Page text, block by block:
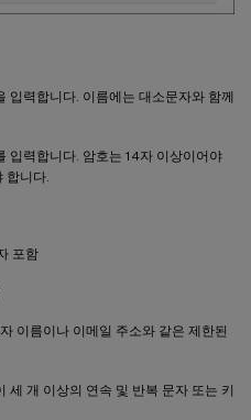
입력합니다. 이름에는 대소문자와 함께
입력합니다. 암호는 14자 이상이어야
합니다.
포함
이름이나 이메일 주소와 같은 제한된
세 개 이상의 연속 및 반복 문자 또는 키